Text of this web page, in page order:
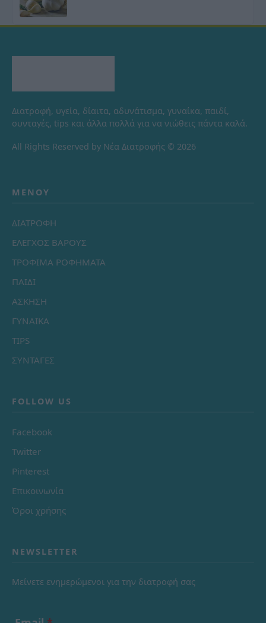
Διατροφή, υγεία, δίαιτα, αδυνάτισμα, γυναίκα, παιδί,
συνταγές, tips και άλλα πολλά για να νιώθεις πάντα καλά.
All Rights Reserved by Νέα Διατροφής © 2026
ΜΕΝΟΎ
ΔΙΑΤΡΟΦΗ
ΕΛΕΓΧΟΣ ΒΑΡΟΥΣ
ΤΡΟΦΙΜΑ ΡΟΦΗΜΑΤΑ
ΠΑΙΔΙ
ΑΣΚΗΣΗ
ΓΥΝΑΙΚΑ
TIPS
ΣΥΝΤΑΓΕΣ
FOLLOW US
Facebook
Twitter
Pinterest
Επικοινωνία
Όροι χρήσης
NEWSLETTER
Μείνετε ενημερώμενοι για την διατροφή σας